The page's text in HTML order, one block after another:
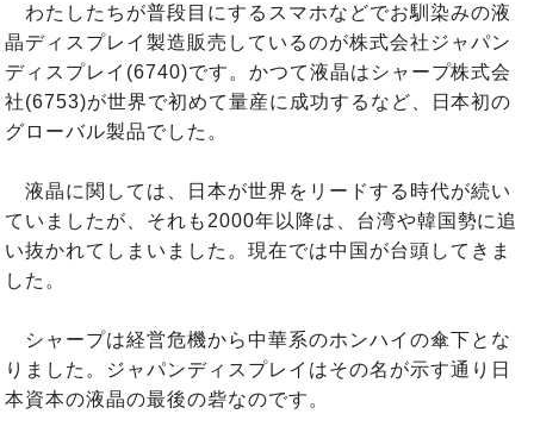
わたしたちが普段目にするスマホなどでお馴染みの液
晶ディスプレイ製造販売しているのが株式会社ジャパン
ディスプレイ(6740)です。かつて液晶はシャープ株式会
社(6753)が世界で初めて量産に成功するなど、日本初の
グローバル製品でした。
液晶に関しては、日本が世界をリードする時代が続い
ていましたが、それも2000年以降は、台湾や韓国勢に追
い抜かれてしまいました。現在では中国が台頭してきま
した。
シャープは経営危機から中華系のホンハイの傘下とな
りました。ジャパンディスプレイはその名が示す通り日
本資本の液晶の最後の砦なのです。